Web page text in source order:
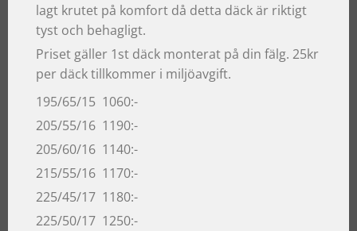
lagt krutet på komfort då detta däck är riktigt
tyst och behagligt.
Priset gäller 1st däck monterat på din fälg. 25kr
per däck tillkommer i miljöavgift.
195/65/15 1060:-
205/55/16 1190:-
205/60/16 1140:-
215/55/16 1170:-
225/45/17 1180:-
225/50/17 1250:-